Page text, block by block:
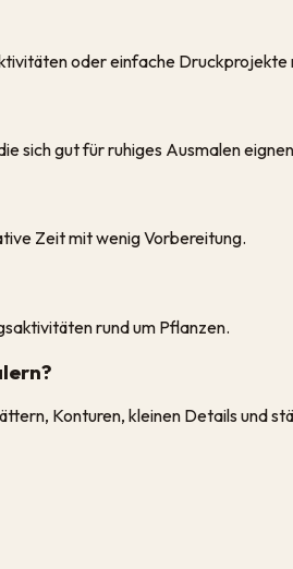
oder einfache Druckprojekte
sich gut für ruhiges Ausmalen
Zeit mit wenig Vorbereitung.
rund um Pflanzen.
Konturen, kleinen Details und